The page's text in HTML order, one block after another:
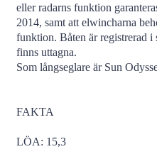
eller radarns funktion
2014, samt att elwincharna
funktion. Båten är registrerad i
finns uttagna.
Som långseglare är Sun
FAKTA
LÖA: 15,3